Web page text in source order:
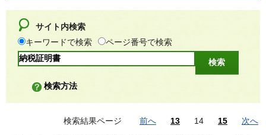
サイト内検索
キーワードで検索
ページ番号で検索
検索方法
検索結果ページ 前へ 13 14 15 次へ